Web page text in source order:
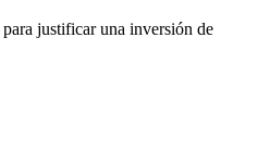
justificar una inversión de